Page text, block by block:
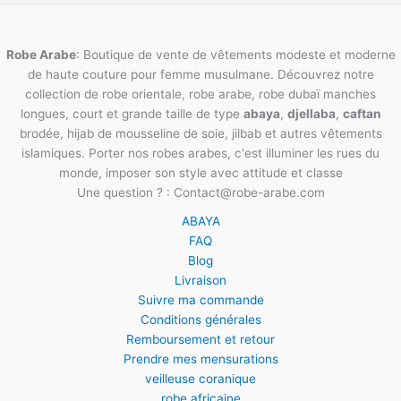
Robe Arabe: Boutique de vente de vêtements modeste et moderne
de haute couture pour femme musulmane. Découvrez notre
collection de robe orientale, robe arabe, robe dubaï manches
longues, court et grande taille de type abaya, djellaba, caftan
brodée, hijab de mousseline de soie, jilbab et autres vêtements
islamiques. Porter nos robes arabes, c'est illuminer les rues du
monde, imposer son style avec attitude et classe
Une question ? : Contact@robe-arabe.com
ABAYA
FAQ
Blog
Livraison
Suivre ma commande
Conditions générales
Remboursement et retour
Prendre mes mensurations
veilleuse coranique
robe africaine